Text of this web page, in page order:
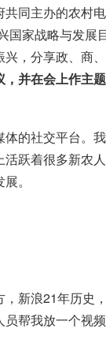
同主办的农村
国家战略与发
，分享政、商
并在会上作主
的社交平台。
跃着很多新农
。
新浪21年历史
帮我放一个视